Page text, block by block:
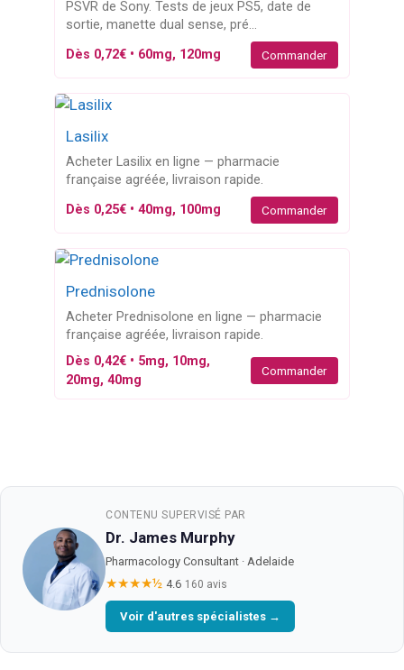
PSVR de Sony. Tests de jeux PS5, date de
sortie, manette dual sense, pré...
Dès 0,72€ • 60mg, 120mg
Commander
Lasilix
Acheter Lasilix en ligne — pharmacie
française agréée, livraison rapide.
Dès 0,25€ • 40mg, 100mg
Commander
Prednisolone
Acheter Prednisolone en ligne — pharmacie
française agréée, livraison rapide.
Dès 0,42€ • 5mg, 10mg,
20mg, 40mg
Commander
CONTENU SUPERVISÉ PAR
Dr. James Murphy
Pharmacology Consultant · Adelaide
★★★★½ 4.6 160 avis
Voir d'autres spécialistes →